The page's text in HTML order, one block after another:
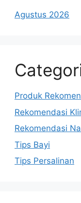
Agustus 2026
Produk
Rekomendasi
Rekomendasi
Tips Bayi
Tips Persalinan